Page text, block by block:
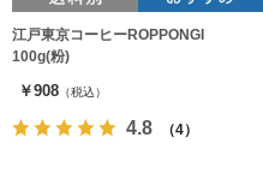
江戸東京コーヒーROPPONGI
100g(粉)
￥908 （税込）
4.8 （4）